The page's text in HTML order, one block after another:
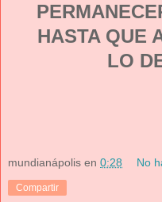
HASTA QUE
LO
mundianápolis en 0:28 No
Compartir